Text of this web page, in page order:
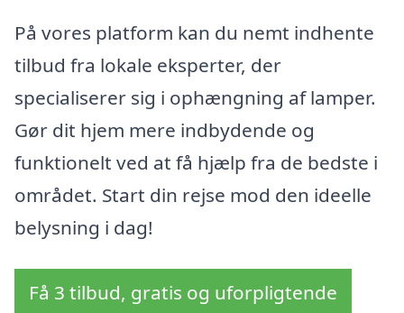
På vores platform kan du nemt indhente
tilbud fra lokale eksperter, der
specialiserer sig i ophængning af lamper.
Gør dit hjem mere indbydende og
funktionelt ved at få hjælp fra de bedste i
området. Start din rejse mod den ideelle
belysning i dag!
Få 3 tilbud, gratis og uforpligtende